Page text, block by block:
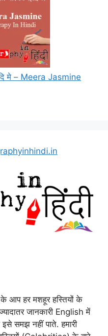
मे – Meera Jasmine
आप हर मशहूर हस्तियों के
जानकारी English में
समझ नहीं पाते. हमारी